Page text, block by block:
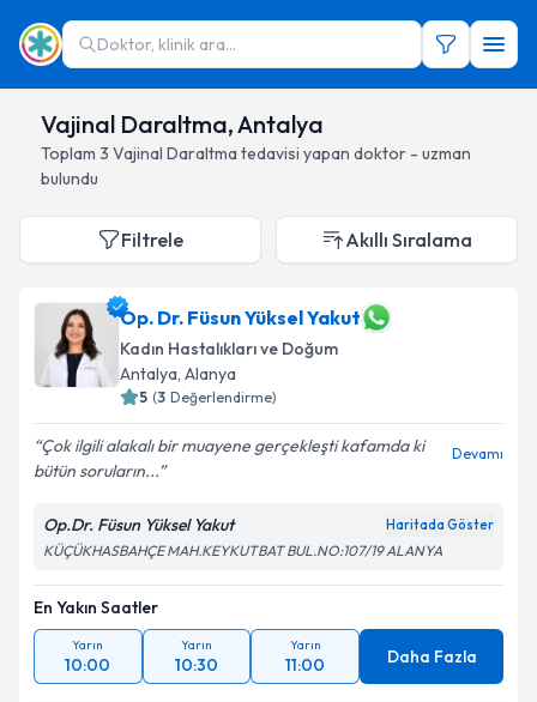
Doktor, klinik ara...
Vajinal Daraltma, Antalya
Toplam 3 Vajinal Daraltma tedavisi yapan doktor - uzman
bulundu
Filtrele Akıllı Sıralama
Op. Dr. Füsun Yüksel Yakut
Kadın Hastalıkları ve Doğum
Antalya, Alanya
5 (3 Değerlendirme)
Çok ilgili alakalı bir muayene gerçekleşti kafamda ki
bütün soruların...
Devamı
Op.Dr. Füsun Yüksel Yakut Haritada Göster
KÜÇÜKHASBAHÇE MAH.KEYKUTBAT BUL.NO:107/19 ALANYA
En Yakın Saatler
Yarın
10:00
Yarın
10:30
Yarın
11:00 Daha Fazla